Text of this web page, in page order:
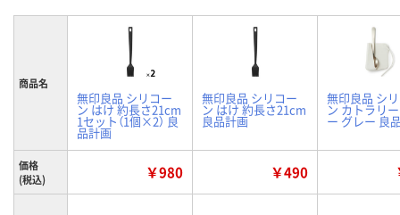
商品名
無印良品 シリコー
ン はけ 約長さ21cm
1セット（1個×2） 良
品計画
無印良品 シリコー
ン はけ 約長さ21cm
良品計画
無印良品 シ
ン カトラリ
ー グレー 良
価格
(税込)
￥980 ￥490